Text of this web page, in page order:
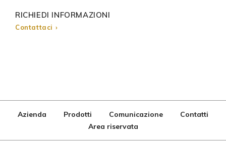
RICHIEDI INFORMAZIONI
Contattaci ›
Azienda Prodotti Comunicazione
Contatti
Area riservata